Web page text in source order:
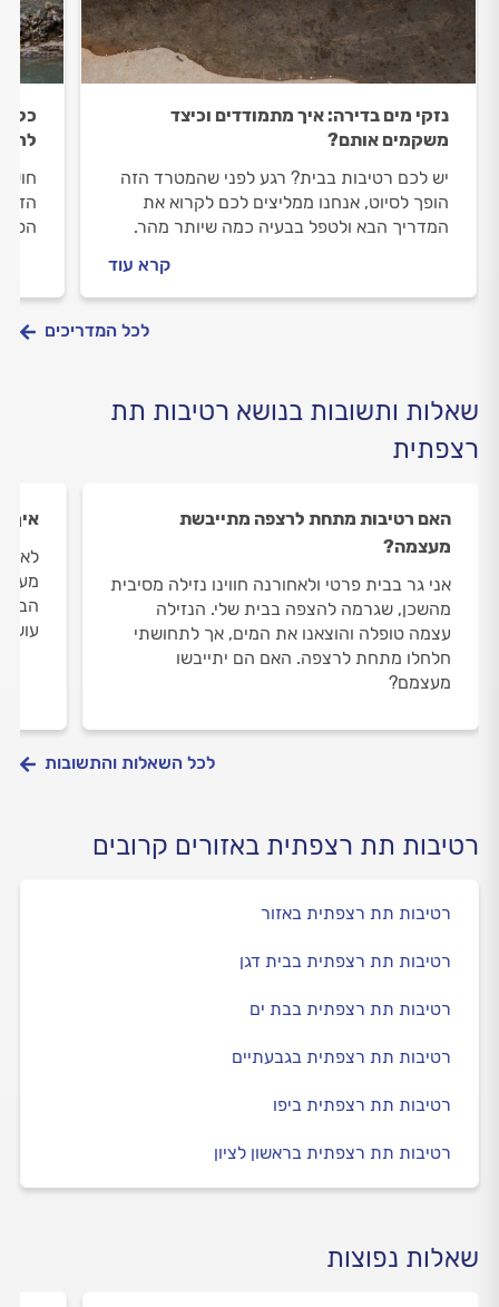
נזקי מים בדירה: איך מתמודדים וכיצד
משקמים אותם?
יש לכם רטיבות בבית? רגע לפני שהמטרד הזה
הופך לסיוט, אנחנו ממליצים לכם לקרוא את
המדריך הבא ולטפל בבעיה כמה שיותר מהר.
קרא עוד
כל
לכל המדריכים
שאלות ותשובות בנושא רטיבות תת
רצפתית
האם רטיבות מתחת לרצפה מתייבשת
מעצמה?
אני גר בבית פרטי ולאחורנה חווינו נזילה מסיבית
מהשכן, שגרמה להצפה בבית שלי. הנזילה
עצמה טופלה והוצאנו את המים, אך לתחושתי
חלחלו מתחת לרצפה. האם הם יתייבשו
מעצמם?
איך
מעל
לכל השאלות והתשובות
רטיבות תת רצפתית באזורים קרובים
רטיבות תת רצפתית באזור
רטיבות תת רצפתית בבית דגן
רטיבות תת רצפתית בבת ים
רטיבות תת רצפתית בגבעתיים
רטיבות תת רצפתית ביפו
רטיבות תת רצפתית בראשון לציון
שאלות נפוצות